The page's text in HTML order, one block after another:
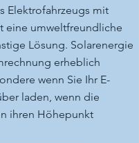
Elektrofahrzeugs mit
eine umweltfreundliche
Lösung. Solarenergie
erheblich
wenn Sie Ihr E-
laden, wenn die
ihren Höhepunkt